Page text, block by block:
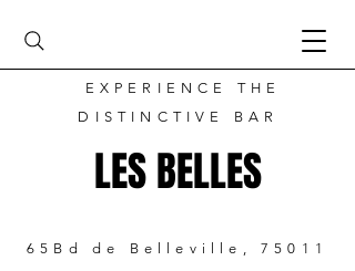
LES BELLES
EXPERIENCE THE
DISTINCTIVE BAR
65Bd de Belleville, 75011